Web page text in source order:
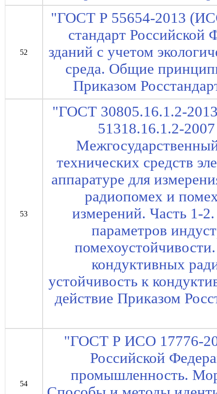
52
"ГОСТ Р 55654-2013
стандарт Российской
зданий с учетом
среда. Общие
Приказом
53
"ГОСТ 30805.16.1.2-
51318.16.1.2-
технических средств
аппаратуре для
радиопомех и
измерений. Часть 1-
параметров
кондуктивных
устойчивость к
действие Приказом
54
"ГОСТ Р ИСО 17776-
Российской
промышленность.